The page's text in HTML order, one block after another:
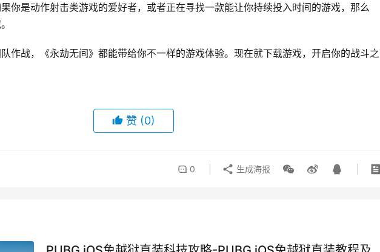
你是动作射击类游戏的爱好者，或者正在寻找一款能让你持续投入时间的游戏，那么
作战，《永劫无间》都能带给你不一样的游戏体验。现在就下载游戏，开启你的战斗之
赞 (0)
0 生成海报